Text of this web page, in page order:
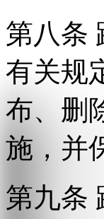
第八条
有关规
布、删
施，并
第九条